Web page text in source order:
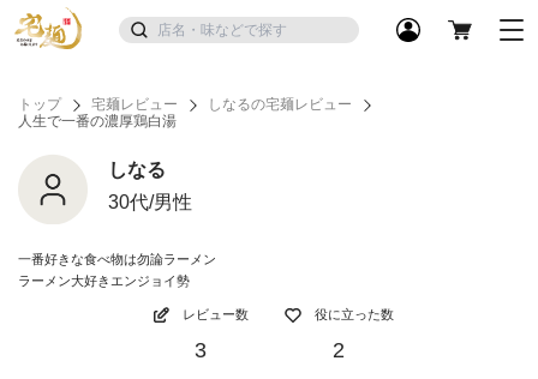
トップ 宅麺レビュー
しなるの宅麺レビュー
人生で一番の濃厚鶏白湯
しなる
30代/男性
一番好きな食べ物は勿論ラーメン
ラーメン大好きエンジョイ勢
レビュー数
3
役に立った数
2